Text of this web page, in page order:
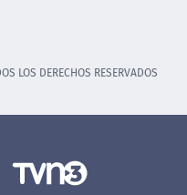
LOS DERECHOS RESERVADOS